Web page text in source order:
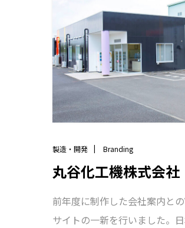
わず、誰が見ても分かりやす
製造・開発 Branding
丸谷化工機株式会社
前年度に制作した会社案内と
サイトの一新を行いました。